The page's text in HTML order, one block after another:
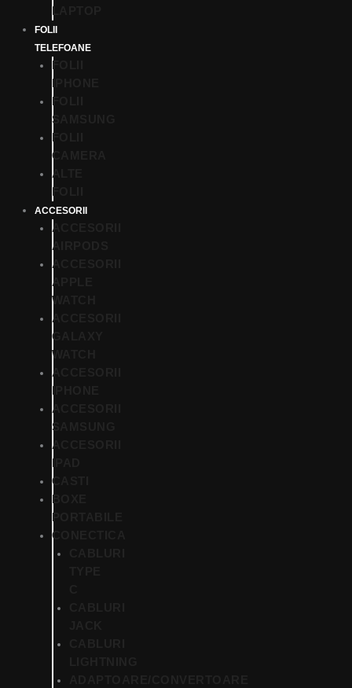
LAPTOP
FOLII
TELEFOANE
FOLII
IPHONE
FOLII
SAMSUNG
FOLII
CAMERA
ALTE
FOLII
ACCESORII
ACCESORII
AIRPODS
ACCESORII
APPLE
WATCH
ACCESORII
GALAXY
WATCH
ACCESORII
IPHONE
ACCESORII
SAMSUNG
ACCESORII
IPAD
CASTI
BOXE
PORTABILE
CONECTICA